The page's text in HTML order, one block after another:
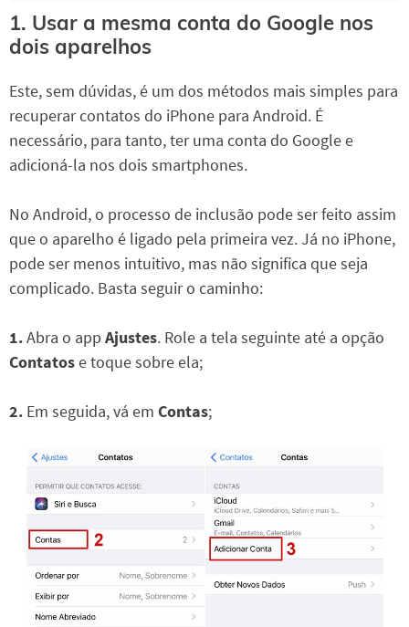
1. Usar a mesma conta do Google nos
dois aparelhos
Este, sem dúvidas, é um dos métodos mais simples para
recuperar contatos do iPhone para Android. É
necessário, para tanto, ter uma conta do Google e
adicioná-la nos dois smartphones.
No Android, o processo de inclusão pode ser feito assim
que o aparelho é ligado pela primeira vez. Já no iPhone,
pode ser menos intuitivo, mas não significa que seja
complicado. Basta seguir o caminho:
1.Abra o app Ajustes. Role a tela seguinte até a opção
Contatose toque sobre ela;
2. Em seguida, vá em Contas;